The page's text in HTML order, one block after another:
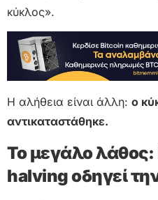
κύκλος».
Η αλήθεια είναι άλλη: ο
αντικαταστάθηκε.
Το μεγάλο λάθος:
halving οδηγεί